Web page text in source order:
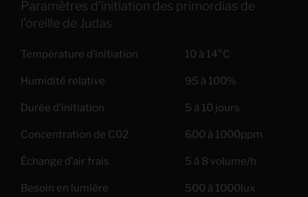
Paramètres d’initiation des primordias de
l’oreille de Judas
Température d’initiation 10 à 14°C
Humidité relative 95 à 100%
Durée d’initiation 5 à 10 jours
Concentration de C02 600 à 1000ppm
Échange d’air frais 5 à 8 volume/h
Besoin en lumière 500 à 1000lux